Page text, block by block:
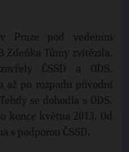
Praze pod vedením
Zdeňka Tůmy zvítězila.
ČSSD a ODS.
až po rozpadu původní
se dohodla s ODS.
konce května 2013. Od
s podporou ČSSD.